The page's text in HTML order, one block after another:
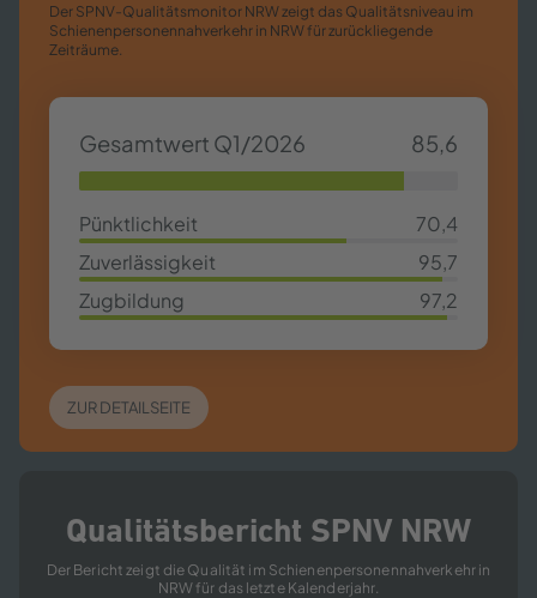
Der SPNV-​Qualitätsmonitor NRW zeigt das Qualitätsniveau im
Schienenpersonennahverkehr in NRW für zurückliegende
Zeiträume.
Gesamtwert Q1/2026
85,6
85,63%
Pünktlichkeit 70,4
70,4%
Zuverlässigkeit
95,7
95,7%
Zugbildung
97,2
97,2%
ZUR DETAILSEITE
Qualitätsbericht SPNV NRW
Der Bericht zeigt die Qualität im Schienenpersonennahverkehr in
NRW für das letzte Kalenderjahr.